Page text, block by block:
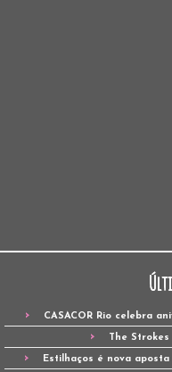
CASACOR Rio celebra
The
Estilhaços é nova